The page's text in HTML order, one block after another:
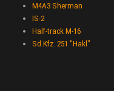
M4A3 Sherman
IS-2
Half-track M-16
Sd.Kfz. 251 "Hakl"